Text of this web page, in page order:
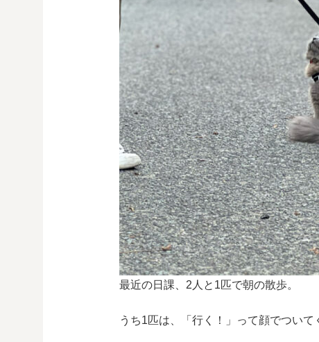
最近の日課、2人と1匹で朝の散歩。
うち1匹は、「行く！」って顔でついて